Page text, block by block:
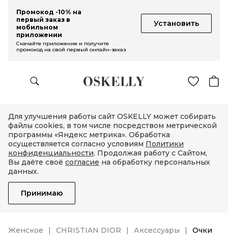
Промокод -10% на
первый заказ в
мобильном
приложении
Установить
Скачайте приложение и получите
промокод на свой первый онлайн-заказ
Для улучшения работы сайт OSKELLY может собирать
файлы cookies, в том числе посредством метрической
программы «Яндекс метрика». Обработка
осуществляется согласно условиям Политики
конфиденциальности. Продолжая работу с Сайтом,
Вы даёте своё согласие на обработку персональных
данных.
Принимаю
Женское CHRISTIAN DIOR Аксессуары Очки